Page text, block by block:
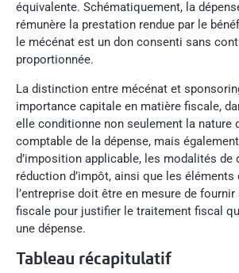
équivalente. Schématiquement, la
rémunère la prestation rendue par le
le mécénat est un don consenti sans
proportionnée.
La distinction entre mécénat et
importance capitale en matière fiscale,
elle conditionne non seulement la nature
comptable de la dépense, mais
d’imposition applicable, les modalités de
réduction d’impôt, ainsi que les éléments
l’entreprise doit être en mesure de
fiscale pour justifier le traitement fiscal
une dépense.
Tableau récapitulatif